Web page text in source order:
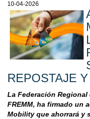
10-04-2026
REPOSTAJE
La Federación Regional
FREMM, ha firmado un
Mobility que ahorrará y